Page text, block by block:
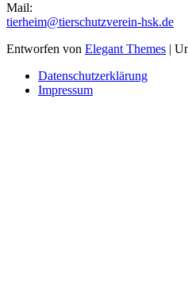
Mail:
tierheim@tierschutzverein-hsk.de
Entworfen von Elegant Themes |
Datenschutzerklärung
Impressum